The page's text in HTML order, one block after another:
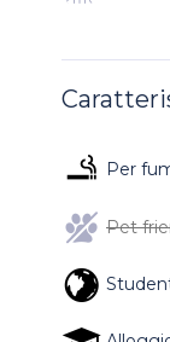
Per
Pet